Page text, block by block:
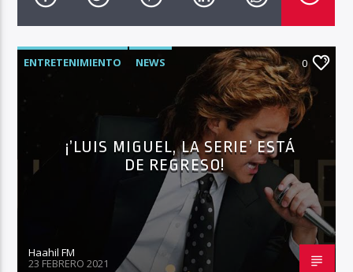
BALADAS
Haahil FM
ENTRETENIMIENTO NEWS 0
¡’LUIS MIGUEL, LA SERIE’ ESTÁ
DE REGRESO!
Haahil FM
23 FEBRERO 2021